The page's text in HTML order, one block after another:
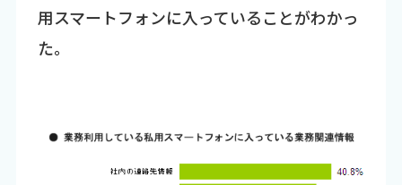
用スマートフォンに入っていることがわかっ
た。